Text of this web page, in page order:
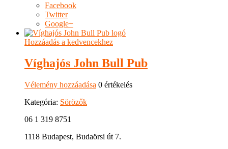
Facebook
Twitter
Google+
Hozzáadás a kedvencekhez
Víghajós John Bull Pub
Vélemény hozzáadása 0 értékelés
Kategória: Sörözők
06 1 319 8751
1118 Budapest, Budaörsi út 7.